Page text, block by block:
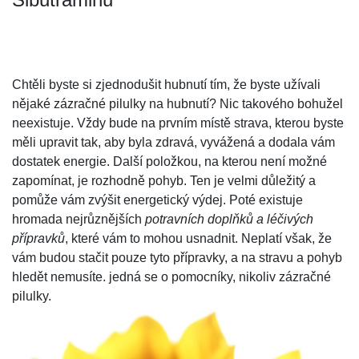
Chtěli byste si zjednodušit hubnutí tím, že byste užívali
nějaké zázračné pilulky na hubnutí? Nic takového bohužel
neexistuje. Vždy bude na prvním místě strava, kterou byste
měli upravit tak, aby byla zdravá, vyvážená a dodala vám
dostatek energie. Další položkou, na kterou není možné
zapomínat, je rozhodně pohyb. Ten je velmi důležitý a
pomůže vám zvýšit energetický výdej. Poté existuje
hromada nejrůznějších potravních doplňků a léčivých
přípravků, které vám to mohou usnadnit. Neplatí však, že
vám budou stačit pouze tyto přípravky, a na stravu a pohyb
hledět nemusíte. jedná se o pomocníky, nikoliv zázračné
pilulky.